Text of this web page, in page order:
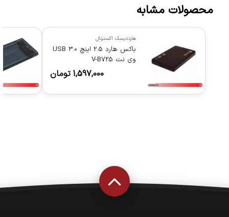
محصولات مشابه
هارددیسک اکسترنال
باکس هارد 2.5 اینچ USB 3.0
وی نت V-B725
1,597,000 تومان